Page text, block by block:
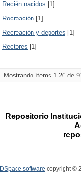
Recién nacidos [1]
Recreación [1]
Recreación y deportes [1]
Rectores [1]
Mostrando ítems 1-20 de
Repositorio
DSpace software copyright ©